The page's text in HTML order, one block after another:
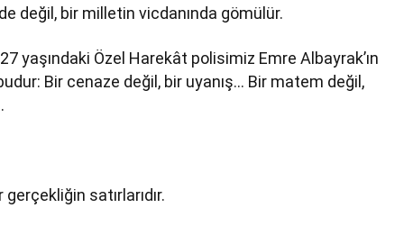
değil, bir milletin vicdanında gömülür.
yaşındaki Özel Harekât polisimiz Emre Albayrak’ın
Bir cenaze değil, bir uyanış… Bir matem değil,
satırlarıdır.